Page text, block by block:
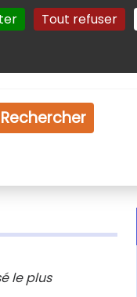
Tout refuser
du site Gestion des
Rechercher
le plus